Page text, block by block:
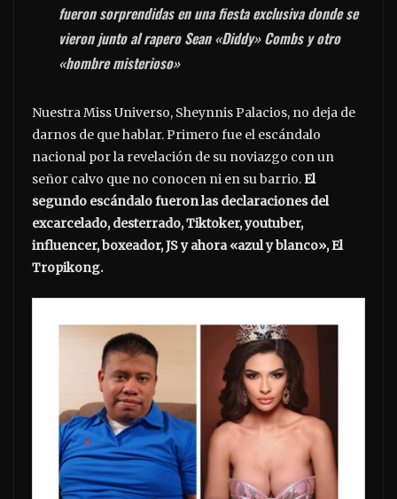
fueron sorprendidas en una fiesta exclusiva donde se
vieron junto al rapero Sean «Diddy» Combs y otro
«hombre misterioso»
Nuestra Miss Universo, Sheynnis Palacios, no deja de
darnos de que hablar. Primero fue el escándalo
nacional por la revelación de su noviazgo con un
señor calvo que no conocen ni en su barrio.El
segundo escándalo fueron las declaraciones del
excarcelado, desterrado, Tiktoker, youtuber,
influencer, boxeador, JS y ahora «azul y blanco», El
Tropikong.